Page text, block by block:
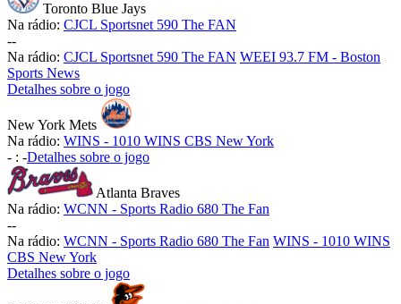
Toronto Blue Jays
Na rádio: CJCL Sportsnet 590 The FAN
--
Na rádio: CJCL Sportsnet 590 The FAN WEEI 93.7 FM - Boston
Sports News
Detalhes sobre o jogo
New York Mets
Na rádio: WINS - 1010 WINS CBS New York
- : -Detalhes sobre o jogo
Atlanta Braves
Na rádio: WCNN - Sports Radio 680 The Fan
--
Na rádio: WCNN - Sports Radio 680 The Fan WINS - 1010 WINS
CBS New York
Detalhes sobre o jogo